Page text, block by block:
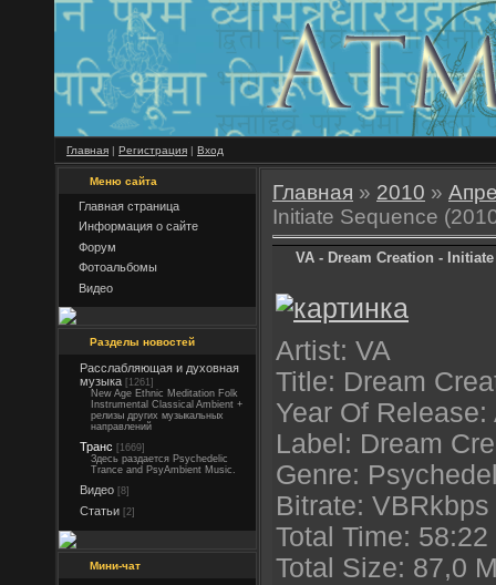
Главная | Регистрация | Вход
Меню сайта
Главная страница
Информация о сайте
Форум
Фотоальбомы
Видео
Разделы новостей
Расслабляющая и духовная
музыка [1261]
New Age Ethnic Meditation Folk
Instrumental Classical Ambient +
релизы других музыкальных
направлений
Транс [1669]
Здесь раздается Psychedelic
Trance and PsyAmbient Music.
Видео [8]
Статьи [2]
Мини-чат
Главная » 2010 »
Initiate Sequence
VA - Dream Creation -
Artist: VA
Title: Dream
Year Of
Label: Dream
Genre:
Bitrate:
Total Time: 58:22
Total Size: 87,0